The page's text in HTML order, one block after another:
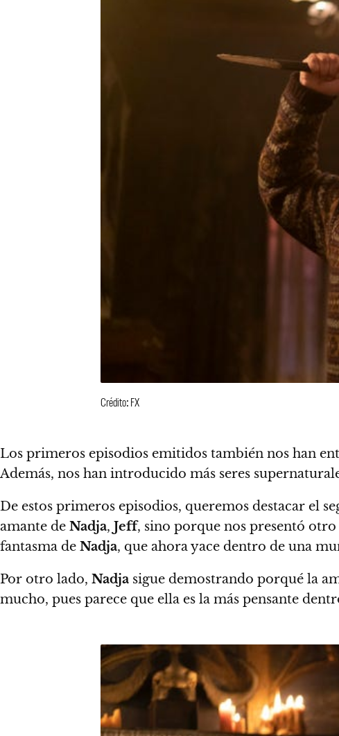
Crédito: FX
Los primeros episodios emitidos también nos han
Además, nos han introducido más seres
De estos primeros episodios, queremos destacar el
amante de Nadja, Jeff, sino porque nos presentó otro
fantasma de Nadja, que ahora yace dentro de una
Por otro lado, Nadja sigue demostrando porqué la
mucho, pues parece que ella es la más pensante